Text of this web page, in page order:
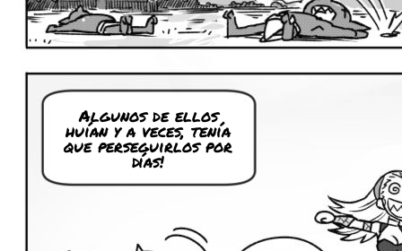
Algunos de ellos
huían y a veces, tenía
que perseguirlos por
días!